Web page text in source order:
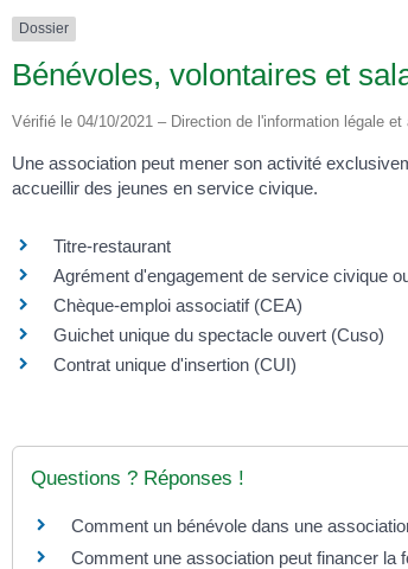
Dossier
Bénévoles, volontaires et
Vérifié le 04/10/2021 – Direction de l'information légale
Une association peut mener son activité
accueillir des jeunes en service civique.
Titre-restaurant
Agrément d'engagement de service civique
Chèque-emploi associatif (CEA)
Guichet unique du spectacle ouvert (Cuso)
Contrat unique d'insertion (CUI)
Questions ? Réponses !
Comment un bénévole dans une
Comment une association peut financer la